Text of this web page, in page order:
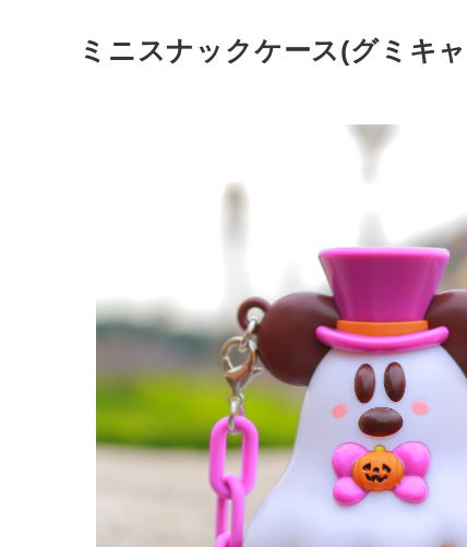
ミニスナックケース(グミキ